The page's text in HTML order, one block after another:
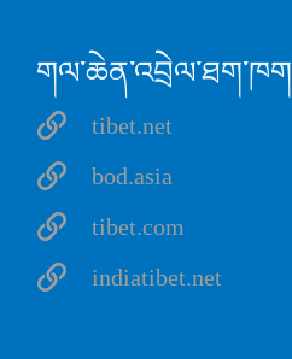
གལ་ཆེན་འབྲེལ་ཐག་ཁག
tibet.net
bod.asia
tibet.com
indiatibet.net